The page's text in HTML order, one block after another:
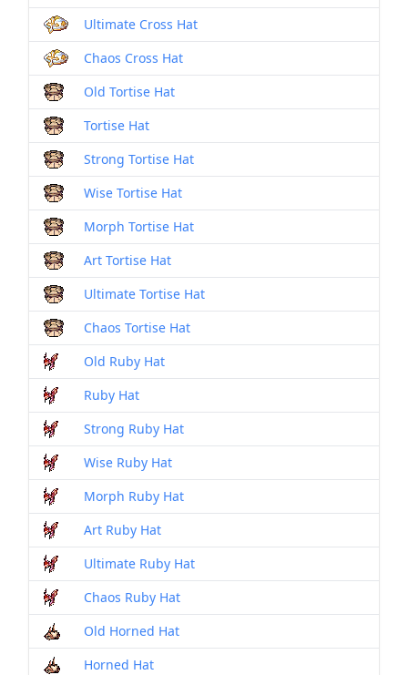
Ultimate Cross Hat
Chaos Cross Hat
Old Tortise Hat
Tortise Hat
Strong Tortise Hat
Wise Tortise Hat
Morph Tortise Hat
Art Tortise Hat
Ultimate Tortise Hat
Chaos Tortise Hat
Old Ruby Hat
Ruby Hat
Strong Ruby Hat
Wise Ruby Hat
Morph Ruby Hat
Art Ruby Hat
Ultimate Ruby Hat
Chaos Ruby Hat
Old Horned Hat
Horned Hat